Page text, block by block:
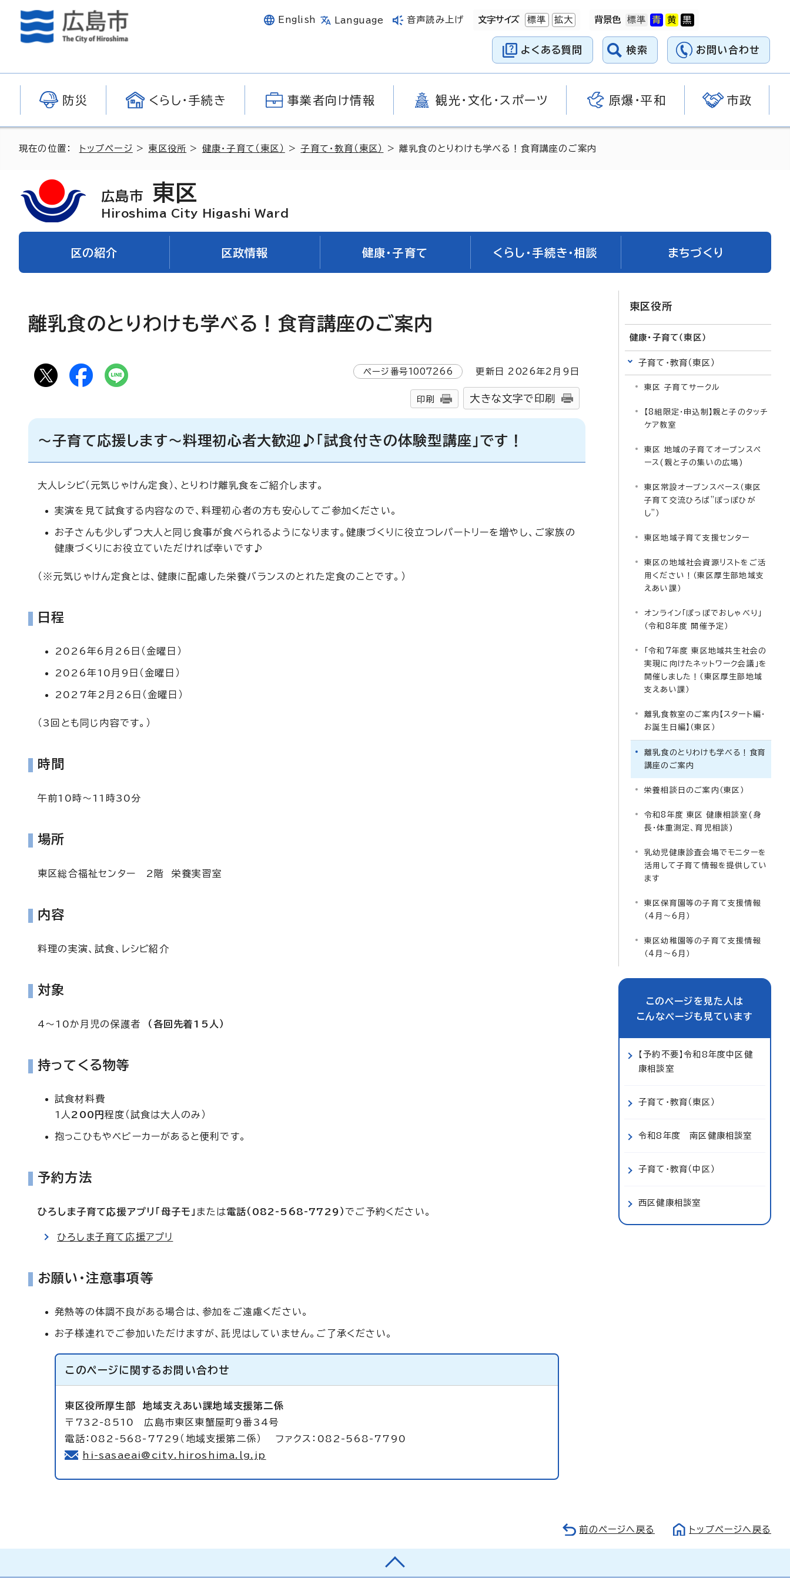
English Language 音声読み上げ 文字サイズ 標準 拡大 背景色
よくある質問 検索 お問い合わせ
防災 くらし・手続き 事業者向け情報 観光・文化・スポーツ 原爆・平和 市政
現在の位置： トップページ > 東区役所 > 健康・子育て（東区） >子育て・教育（東区） > 離乳食のとりわけも学べる！食育講座のご案内
広島市 東区
Hiroshima City Higashi Ward
区の紹介 区政情報 健康・子育て くらし・手続き・相談 まちづくり
離乳食のとりわけも学べる！食育講座のご案内
ページ番号1007266 更新日 2026年2月9日
印刷 大きな文字で印刷
～子育て応援します～料理初心者大歓迎♪「試食付きの体験型講座」です！
大人レシピ（元気じゃけん定食）、とりわけ離乳食をご紹介します。
実演を見て試食する内容なので、料理初心者の方も安心してご参加ください。
お子さんも少しずつ大人と同じ食事が食べられるようになります。健康づくりに役立つレパートリーを増やし、ご家族の
健康づくりにお役立ていただければ幸いです♪
（※元気じゃけん定食とは、健康に配慮した栄養バランスのとれた定食のことです。）
日程
2026年6月26日（金曜日）
2026年10月9日（金曜日）
2027年2月26日（金曜日）
（3回とも同じ内容です。）
時間
午前10時～11時30分
場所
東区総合福祉センター 2階 栄養実習室
内容
料理の実演、試食、レシピ紹介
対象
4～10か月児の保護者 （各回先着15人）
持ってくる物等
試食材料費
1人 200円程度（試食は大人のみ）
抱っこひもやベビーカーがあると便利です。
予約方法
ひろしま子育て応援アプリ「母子モ」 または電話（082-568-7729） でご予約ください。
ひろしま子育て応援アプリ
お願い・注意事項等
発熱等の体調不良がある場合は、参加をご遠慮ください。
お子様連れでご参加いただけますが、託児はしていません。ご了承ください。
このページに関する お問い合わせ
東区役所厚生部地域支えあい課地域支援第二係
〒732-8510 広島市東区東蟹屋町9番34号
電話：082-568-7729（地域支援第二係） ファクス：082-568-7790
hi-sasaeai@city.hiroshima.lg.jp
東区役所
健康・子育て（東区）
子育て・教育（東区）
東区 子育てサークル
【8組限定・申込制】親と子のタッチ
ケア教室
東区 地域の子育てオープンスペ
ース(親と子の集いの広場)
東区常設オープンスペース（東区
子育て交流ひろば”ぽっぽひが
し”）
東区地域子育て支援センター
東区の地域社会資源リストをご活
用ください！（東区厚生部地域支
えあい課）
オンライン「ぽっぽでおしゃべり」
（令和8年度 開催予定）
「令和7年度 東区地域共生社会の
実現に向けたネットワーク会議」を
開催しました！（東区厚生部地域
支えあい課）
離乳食教室のご案内【スタート編・
お誕生日編】（東区）
離乳食のとりわけも学べる！食育
講座のご案内
栄養相談日のご案内（東区）
令和8年度 東区 健康相談室(身
長・体重測定、育児相談)
乳幼児健康診査会場でモニターを
活用して子育て情報を提供してい
ます
東区保育園等の子育て支援情報
（4月～6月）
東区幼稚園等の子育て支援情報
（4月～6月）
このページを見た人は
こんなページも見ています
【予約不要】令和8年度中区健
康相談室
子育て・教育（東区）
令和8年度 南区健康相談室
子育て・教育（中区）
西区健康相談室
前のページへ戻る トップページへ戻る